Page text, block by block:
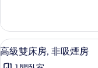
吸
煙
房
雙
人
房,
顯
示
7
高級雙床房, 非吸煙房